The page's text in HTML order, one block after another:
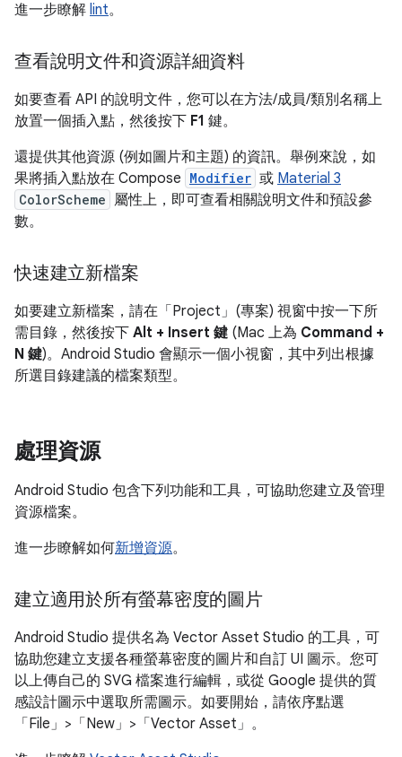
進一步瞭解 lint。
查看說明文件和資源詳細資料
如要查看 API 的說明文件，您可以在方法/成員/類別名稱上
放置一個插入點，然後按下 F1 鍵。
還提供其他資源 (例如圖片和主題) 的資訊。舉例來說，如
果將插入點放在 Compose Modifier 或 Material 3
ColorScheme 屬性上，即可查看相關說明文件和預設參
數。
快速建立新檔案
如要建立新檔案，請在「Project」(專案) 視窗中按一下所
需目錄，然後按下 Alt + Insert 鍵 (Mac 上為 Command +
N 鍵)。Android Studio 會顯示一個小視窗，其中列出根據
所選目錄建議的檔案類型。
處理資源
Android Studio 包含下列功能和工具，可協助您建立及管理
資源檔案。
進一步瞭解如何新增資源。
建立適用於所有螢幕密度的圖片
Android Studio 提供名為 Vector Asset Studio 的工具，可
協助您建立支援各種螢幕密度的圖片和自訂 UI 圖示。您可
以上傳自己的 SVG 檔案進行編輯，或從 Google 提供的質
感設計圖示中選取所需圖示。如要開始，請依序點選
「File」>「New」>「Vector Asset」 。